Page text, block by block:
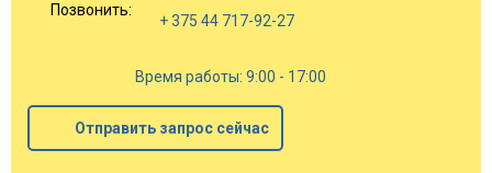
Позвонить:
+ 375 44 717-92-27
Время работы: 9:00 - 17:00
Отправить запрос сейчас